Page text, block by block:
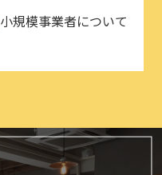
小規模事業者について